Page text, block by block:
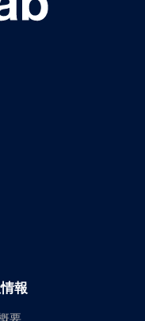
Twitter)
Instagram
報